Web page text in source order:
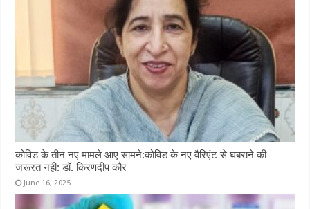
कोविड के तीन नए मामले आए सामने:कोविड के नए वैरिएंट से घबराने की
जरूरत नहीं: डॉ. किरणदीप कौर
June 16, 2025